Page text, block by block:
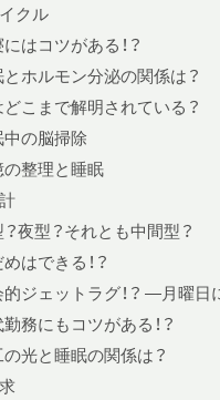
クル
はコツがある！？
ホルモン分泌の関係は？
こまで解明されている？
の脳掃除
整理と睡眠
夜型？それとも中間型？
はできる！？
ジェットラグ！？ —月曜
務にもコツがある！？
光と睡眠の関係は？